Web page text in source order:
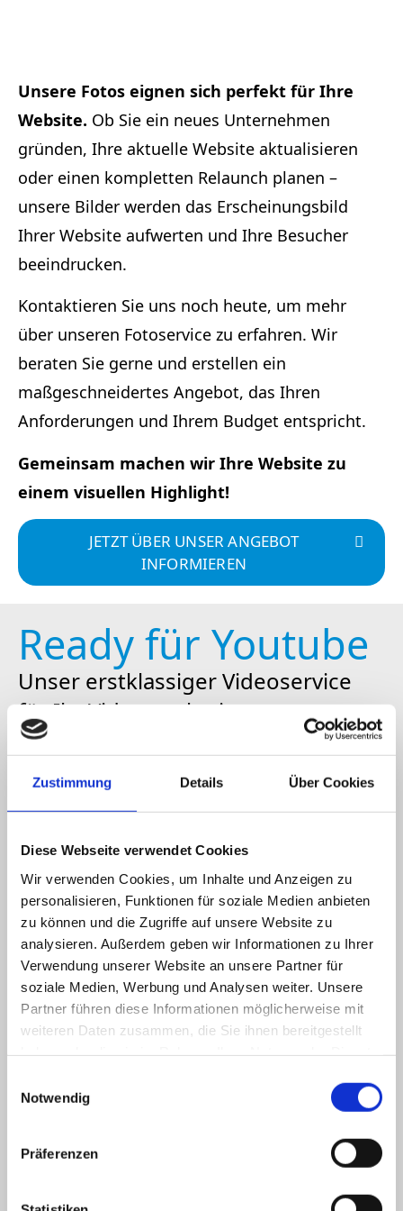
Zustimmung Details Über Cookies
Diese Webseite verwendet Cookies
Wir verwenden Cookies, um Inhalte und Anzeigen zu
personalisieren, Funktionen für soziale Medien anbieten
zu können und die Zugriffe auf unsere Website zu
analysieren. Außerdem geben wir Informationen zu Ihrer
Verwendung unserer Website an unsere Partner für
soziale Medien, Werbung und Analysen weiter. Unsere
Partner führen diese Informationen möglicherweise mit
weiteren Daten zusammen, die Sie ihnen bereitgestellt
Notwendig
Präferenzen
Unsere Fotos eignen sich perfekt für Ihre
Website. Ob Sie ein neues Unternehmen
gründen, Ihre aktuelle Website aktualisieren
oder einen kompletten Relaunch planen –
unsere Bilder werden das Erscheinungsbild
Ihrer Website aufwerten und Ihre Besucher
beeindrucken.
Kontaktieren Sie uns noch heute, um mehr
über unseren Fotoservice zu erfahren. Wir
beraten Sie gerne und erstellen ein
maßgeschneidertes Angebot, das Ihren
Anforderungen und Ihrem Budget entspricht.
Gemeinsam machen wir Ihre Website zu
einem visuellen Highlight!
JETZT ÜBER UNSER ANGEBOT
INFORMIEREN
Ready für Youtube
Unser erstklassiger Videoservice
für Ihr Videomarketing
Videomarketing erfreut sich in den letzten
Jahren immer größerer Beliebtheit, doch die
Grundlagen sind vielen Menschen noch
Bild sagt mehr als tausend Worte“ und dieser
Gedanke trifft perfekt auf das Videomarketing
zu. Anstelle eines einzelnen Bildes oder Wortes
haben Sie so viel mehr Möglichkeiten in Form
eines gesamten Videos, wodurch die Botschaft
viel wirkungsvoller wird, als wenn es nur
einzelne Wörter wären.
Wie man so schön sagt: Eine Million Worte sind
JETZT ÜBER UNSER ANGEBOT